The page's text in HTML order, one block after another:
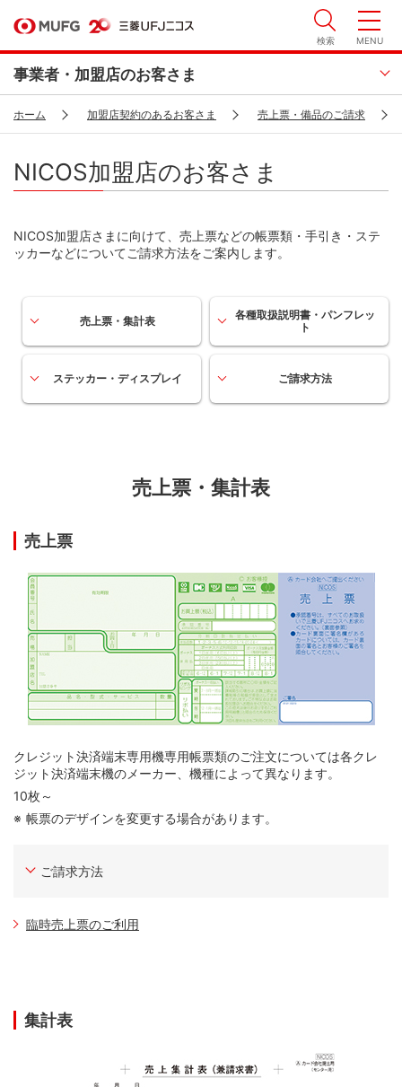
検索 MENU
事業者・加盟店のお客さま
ホーム 加盟店契約のあるお客さま 売上票・備品のご請求
NICOS加盟店のお客さま
NICOS加盟店さまに向けて、売上票などの帳票類・手引き・ステ
ッカーなどについてご請求方法をご案内します。
売上票・集計表
各種取扱説明書・パンフレッ
ト
ステッカー・ディスプレイ ご請求方法
売上票・集計表
売上票
クレジット決済端末専用機専用帳票類のご注文については各クレ
ジット決済端末機のメーカー、機種によって異なります。
10枚～
帳票のデザインを変更する場合があります。
ご請求方法
臨時売上票のご利用
集計表